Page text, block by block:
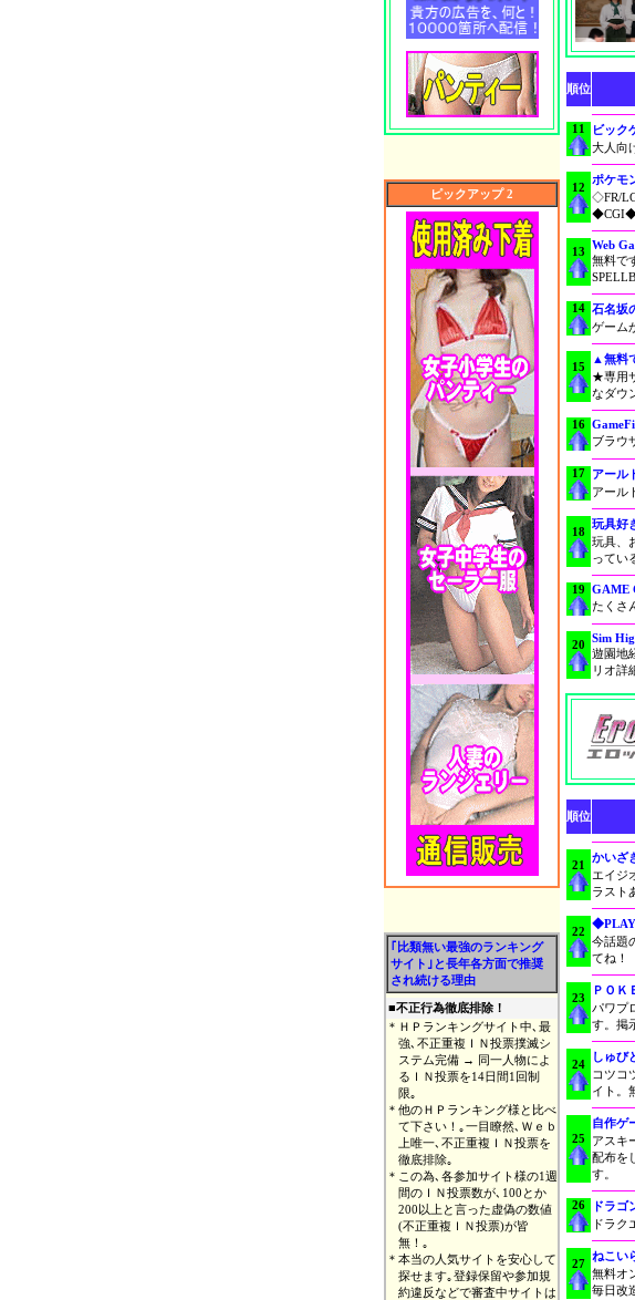
ピックアップ 2
｢比類無い最強のランキング
サイト｣と長年各方面で推奨
され続ける理由
■不正行為徹底排除！
＊ ＨＰランキングサイト中､最
強､不正重複ＩＮ投票撲滅シ
ステム完備 → 同一人物によ
るＩＮ投票を14日間1回制
限｡
＊ 他のＨＰランキング様と比べ
て下さい！｡一目瞭然､Ｗｅｂ
上唯一､不正重複ＩＮ投票を
徹底排除｡
＊ この為､各参加サイト様の1週
間のＩＮ投票数が､100とか
200以上と言った虚偽の数値
(不正重複ＩＮ投票)が皆
無！｡
＊ 本当の人気サイトを安心して
探せます｡登録保留や参加規
約違反などで審査中サイトは
順位
11 ビック
大人向
12
ポケモ
◇FR/
◆CGI◆
13 Web
無料で
14 石名坂
ゲーム
15
▲無料
★専用
なダウ
16
ブラウ
17 アール
アール
18
玩具好
玩具、
ってい
19 GAME
たくさ
20 Sim
遊園地
リオ詳
順位
21
かいざ
エイジ
ラスト
22
今話題
てね！
23
ＰＯＫ
パワプ
す。掲
24
しゅび
コツコ
イト。
25
自作ゲ
アスキ
配布を
す。
26 ドラゴ
ドラク
27
ねこい
無料オ
毎日改